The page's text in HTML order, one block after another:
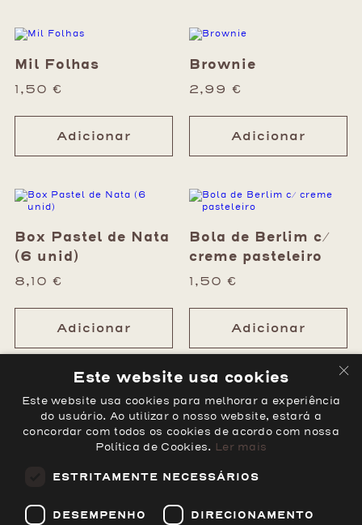
Mil Folhas
1,50 €
Adicionar
Brownie
2,99 €
Adicionar
Box Pastel de Nata
(6 unid)
8,10 €
Adicionar
Bola de Berlim c/
creme pasteleiro
1,50 €
Adicionar
Pastel de Nata Pão de Deus
1,45€
×
Este website usa cookies
Este website usa cookies para melhorar a experiência
do usuário. Ao utilizar o nosso website, estará a
concordar com todos os cookies de acordo com nossa
Política de Cookies. Ler mais
ESTRITAMENTE NECESSÁRIOS
DESEMPENHO DIRECIONAMENTO